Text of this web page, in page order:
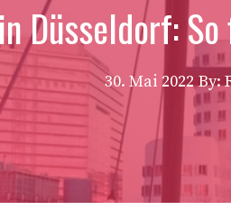
Düsseldorf:
30. Mai 2022 By: